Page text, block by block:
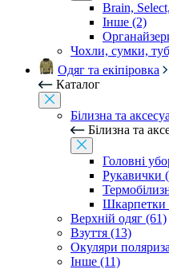
Brain,
Інше (2)
Чохли, сумки,
Одяг та екіпіровка
Каталог
Білизна та
Білизна та
Головні
Рукавички
Шкарпетки
Верхній одяг (61)
Взуття (13)
Окуляри
Інше (11)